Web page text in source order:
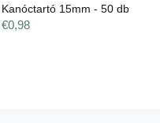
Kanóctartó 15mm - 50 db
€0,98